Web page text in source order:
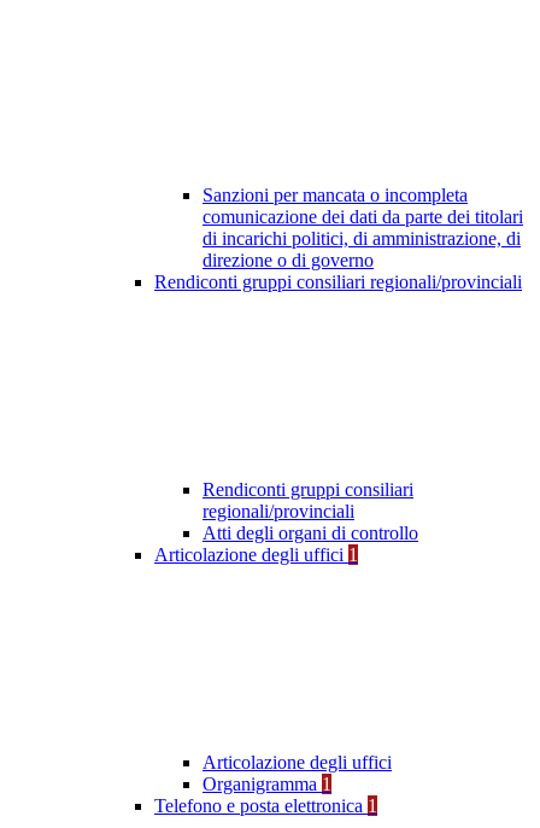
Sanzioni per mancata o incompleta
comunicazione dei dati da parte dei titolari
di incarichi politici, di amministrazione, di
direzione o di governo
Rendiconti gruppi consiliari regionali/provinciali
Rendiconti gruppi consiliari
regionali/provinciali
Atti degli organi di controllo
Articolazione degli uffici 1
Articolazione degli uffici
Organigramma 1
Telefono e posta elettronica 1